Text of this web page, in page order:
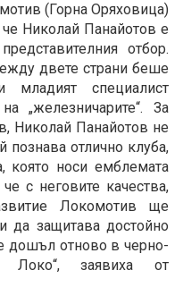
(Горна Оряховица)
Николай Панайотов е
отбор.
двете страни беше
младият специалист
„железничарите“. За
Николай Панайотов не
познава отлично клуба,
която носи емблемата
с неговите качества,
Локомотив ще
защитава достойно
дошъл отново в черно-
Локо“, заявиха от